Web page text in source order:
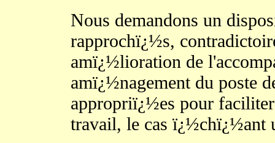
Nous demandons un
rapprochï¿½s,
amï¿½lioration de
amï¿½nagement du poste
appropriï¿½es pour
travail, le cas ï¿½chï¿½ant